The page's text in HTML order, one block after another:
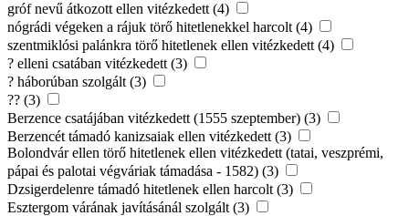
gróf nevű átkozott ellen vitézkedett (4)
nógrádi végeken a rájuk törő hitetlenekkel harcolt (4)
szentmiklósi palánkra törő hitetlenek ellen vitézkedett (4)
? elleni csatában vitézkedett (3)
? háborúban szolgált (3)
?? (3)
Berzence csatájában vitézkedett (1555 szeptember) (3)
Berzencét támadó kanizsaiak ellen vitézkedett (3)
Bolondvár ellen törő hitetlenek ellen vitézkedett (tatai, veszprémi,
pápai és palotai végváriak támadása - 1582) (3)
Dzsigerdelenre támadó hitetlenek ellen harcolt (3)
Esztergom várának javításánál szolgált (3)